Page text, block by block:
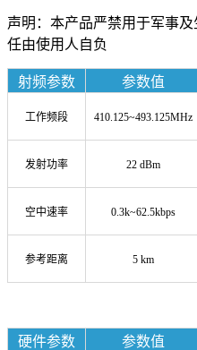
声明：本产品严禁用于军事
任由使用人自负
射频参数 参数值
工作频段 410.125~493.125MHz
发射功率 22 dBm
空中速率 0.3k~62.5kbps
参考距离 5 km
硬件参数 参数值